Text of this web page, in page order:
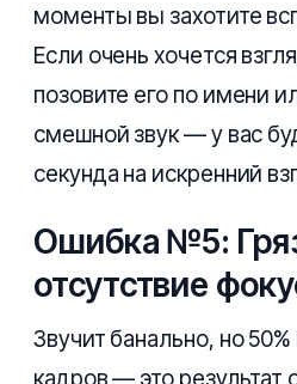
моменты вы захотите
Если очень хочется
позовите его по имени
смешной звук — у вас
секунда на искренний
Ошибка №5:
отсутствие
Звучит банально, но